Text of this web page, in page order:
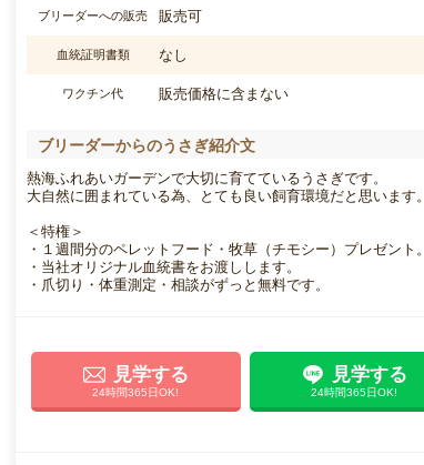
ブリーダーへの販売 販売可
血統証明書類 なし
ワクチン代 販売価格に含まない
ブリーダーからのうさぎ紹介文
熱海ふれあいガーデンで大切に育てているうさぎです。
大自然に囲まれている為、とても良い飼育環境だと思います。
＜特権＞
・１週間分のペレットフード・牧草（チモシー）プレゼント。
・当社オリジナル血統書をお渡しします。
・爪切り・体重測定・相談がずっと無料です。
見学する
24時間365日OK!
見学する
24時間365日OK!